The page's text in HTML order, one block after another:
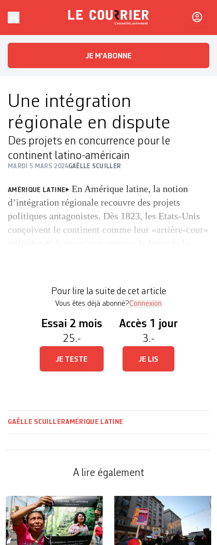
Le CourrierL'essentiel, autrement
JE M'ABONNE
Une intégration
régionale en dispute
Des projets en concurrence pour le
continent latino-américain
MARDI 5 MARS 2024GAËLLE SCUILLER
AMÉRIQUE LATINE
En Amérique latine, la notion
d’intégration régionale recouvre des projets
politiques antagonistes. Dès 1823, les Etats-Unis
conçoivent le continent comme leur «arrière-cour»
et pour des peuples unis à travers une […]
Pour lire la suite de cet article
Vous êtes déjà abonné?Connexion
Essai 2 mois
25.-
JE TESTE
Accès 1 jour
3.-
JE LIS
GAËLLE SCUILLERAMÉRIQUE LATINE
A lire également